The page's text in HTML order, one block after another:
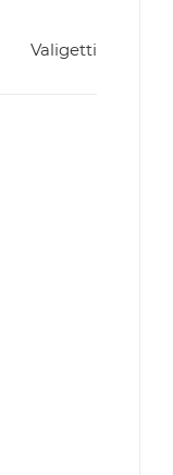
Valigetti